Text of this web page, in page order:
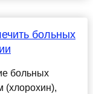
больных
больных
(хлорохин),